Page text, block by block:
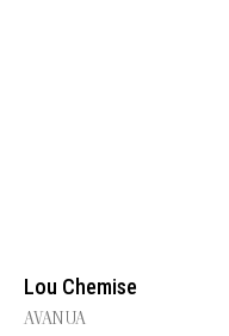
Lou Chemise
AVANUA